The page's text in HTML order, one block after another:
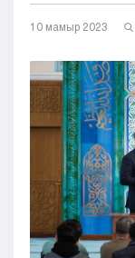
Кызылорда
Петропавловск
Семей
Талдыкорган
Тараз
Туркестан
Уральск
Усть-Каменогорск
Шымкент
10 мамыр 2023